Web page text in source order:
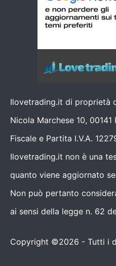
Ilovetrading.it di proprietà
Nicola Marchese 10,
Fiscale e Partita I.V.A.
Ilovetrading.it non è una
quanto viene aggiornato
Non può pertanto
ai sensi della legge n. 62
Copyright ©2026 - Tutti i